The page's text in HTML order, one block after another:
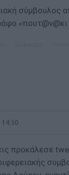
προκάλεσε